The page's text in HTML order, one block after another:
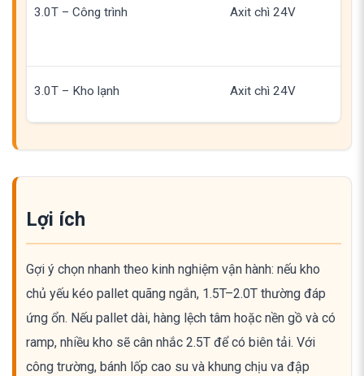
3.0T – Công trình Axit chì 24V
3.0T – Kho lạnh Axit chì 24V
Lợi ích
Gợi ý chọn nhanh theo kinh nghiệm vận hành: nếu kho
chủ yếu kéo pallet quãng ngắn, 1.5T–2.0T thường đáp
ứng ổn. Nếu pallet dài, hàng lệch tâm hoặc nền gồ và có
ramp, nhiều kho sẽ cân nhắc 2.5T để có biên tải. Với
công trường, bánh lốp cao su và khung chịu va đập